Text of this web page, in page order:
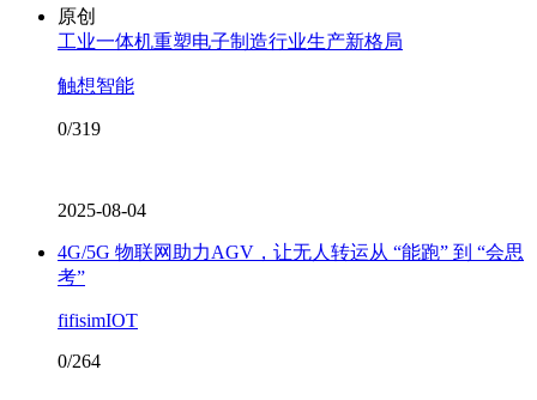
原创
工业一体机重塑电子制造行业生产新格局
触想智能
0/319
2025-08-04
4G/5G 物联网助力AGV，让无人转运从 “能跑” 到 “会思
考”
fifisimIOT
0/264